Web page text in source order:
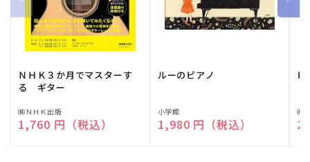
ＮＨＫ３か月でマスターす
る ギター
販
売
㈱ＮＨＫ出版
通常価格
1,760 円（税込）
ルーのピアノ
販
売
小学館
通常価格
1,980 円（税込）
ピ
販
売
㈱